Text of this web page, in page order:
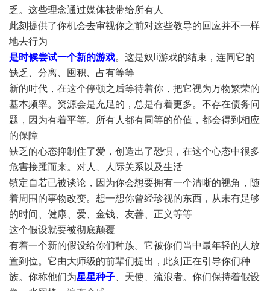
乏。这些理念通过媒体被带给所有人
此刻提供了你机会去审视你之前对这些教导的回应并不一样
地去行为
是时候尝试一个新的游戏。这是奴li游戏的结束，连同它的
缺乏、分离、囤积、占有等等
新的时代，在这个停顿之后等待着你，把它视为万物繁荣的
基本频率。资源会是充足的，总是有着更多。不存在债务问
题，因为有着平等。所有人都有同等的价值，都会得到相应
的保障
缺乏的心态抑制住了爱，创造出了恐惧，在这个心态中很多
危害接踵而来。对人、人际关系以及生活
镇定自若已被谈论，因为你会想要拥有一个清晰的视角，随
着周围的事物改变。想一想你曾经珍视的东西，从未有足够
的时间、健康、爱、金钱、友善、正义等等
这个假设就要被彻底颠覆
有着一个新的假设给你们种族。它被你们当中最年轻的人放
置到位。它由大师级的前辈们提出，此刻正在引导你们种
族。你称他们为星星种子 、天使、流浪者。你们保持着假设